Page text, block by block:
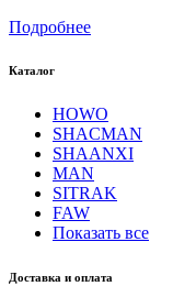
Подробнее
Каталог
HOWO
SHACMAN
SHAANXI
MAN
SITRAK
FAW
Показать все
Доставка и оплата